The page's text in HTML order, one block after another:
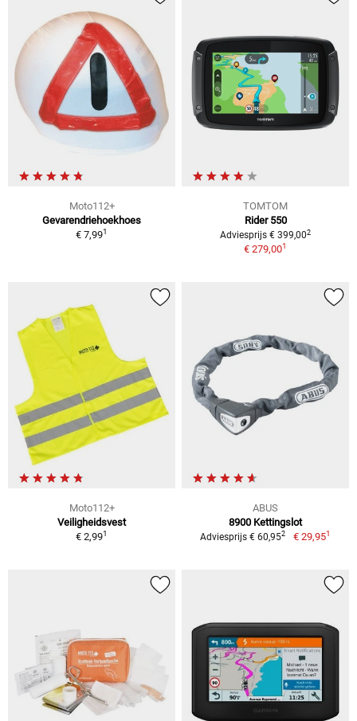
Moto112+
Gevarendriehoekhoes
€ 7,991
TOMTOM
Rider 550
Adviesprijs € 399,002
€ 279,001
Moto112+
Veiligheidsvest
€ 2,991
ABUS
8900 Kettingslot
Adviesprijs € 60,952 € 29,951